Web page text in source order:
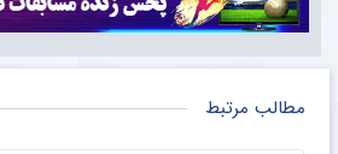
مطالب مرتبط